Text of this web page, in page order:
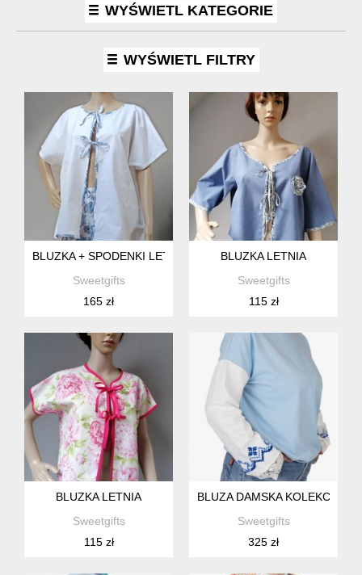
WYŚWIETL KATEGORIE
WYŚWIETL FILTRY
BLUZKA + SPODENKI LETNI KOMPLET
Sweetgifts
165 zł
BLUZKA LETNIA
Sweetgifts
115 zł
BLUZKA LETNIA
Sweetgifts
115 zł
BLUZA DAMSKA KOLEKCJA
Sweetgifts
325 zł